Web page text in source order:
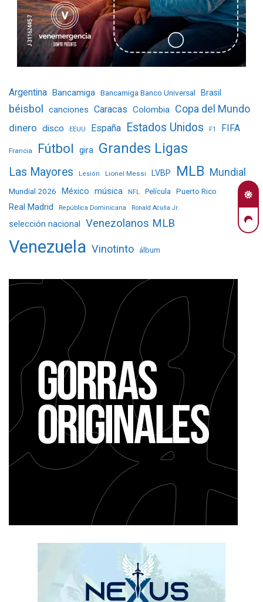
Argentina Bancamiga Bancamiga Banco Universal Brasil
béisbol canciones Caracas Colombia Copa del Mundo
dinero disco EEUU España Estados Unidos F1 FIFA
Francia Fútbol gira Grandes Ligas
Las Mayores Lesión Lionel Messi LVBP MLB Mundial
Mundial 2026 México música NFL Película Puerto Rico
Real Madrid República Dominicana Ronald Acuña Jr.
selección nacional Venezolanos MLB
Venezuela Vinotinto álbum